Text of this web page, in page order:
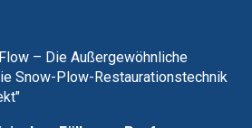
– Die Außergewöhnliche
Snow-Plow-Restaurationstechnik